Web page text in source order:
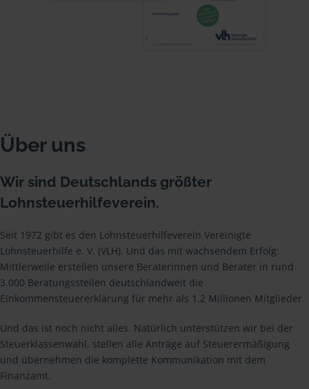
Über uns
Wir sind Deutschlands größter
Lohnsteuerhilfeverein.
Seit 1972 gibt es den Lohnsteuerhilfeverein Vereinigte
Lohnsteuerhilfe e. V. (VLH). Und das mit wachsendem Erfolg:
Mittlerweile erstellen unsere Beraterinnen und Berater in rund
3.000 Beratungsstellen deutschlandweit die
Einkommensteuererklärung für mehr als 1,2 Millionen Mitglieder.
Und das ist noch nicht alles. Natürlich unterstützen wir bei der
Steuerklassenwahl, stellen alle Anträge auf Steuerermäßigung
und übernehmen die komplette Kommunikation mit dem
Finanzamt.